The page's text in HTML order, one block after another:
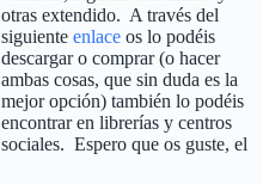
otras extendido. A través del
siguiente enlace os lo podéis
descargar o comprar (o hacer
ambas cosas, que sin duda es la
mejor opción) también lo podéis
encontrar en librerías y centros
sociales. Espero que os guste, el